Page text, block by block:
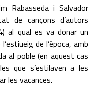
Rabasseda i Salvador
de cançons d’autors
al qual es va donar un
de l’època, amb
al poble (en aquest cas
que s’estilaven a les
les vacances.